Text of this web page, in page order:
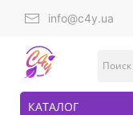
info@c4y.ua
КАТАЛОГ